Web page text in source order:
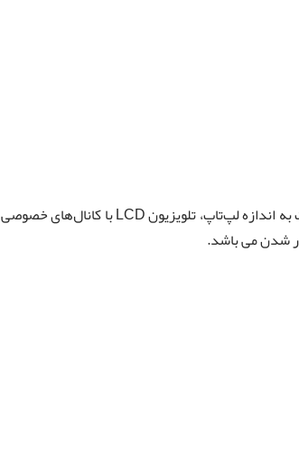
این اتاق استاندارد دارای سیستم تهویه مطبوع مرکزی، مینی بار، صندوق امانات به اندازه لپ‌تاپ، تلویزیون LCD با کانال‌های خصوصی
شدن می باشد.